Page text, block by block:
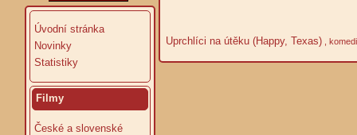
Úvodní stránka
Novinky
Statistiky
Filmy
České a slovenské
Uprchlíci na útěku (Happy, Texas) ,